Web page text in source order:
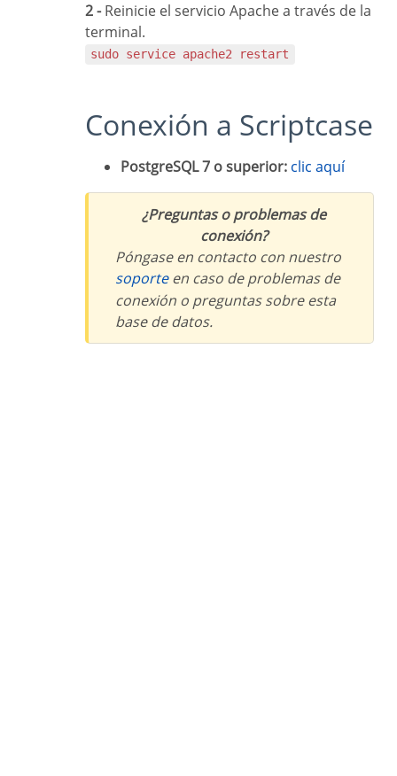
2 -Reinicie el servicio Apache a través de la
terminal.
sudo service apache2 restart
Conexión a Scriptcase
PostgreSQL 7 o superior: clic aquí
¿Preguntas o problemas de
conexión?
Póngase en contacto con nuestro
soporteen caso de problemas de
conexión o preguntas sobre esta
base de datos.